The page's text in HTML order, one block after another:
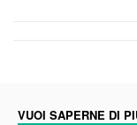
VUOI SAPERNE DI